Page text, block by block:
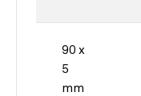
90 x
5
mm